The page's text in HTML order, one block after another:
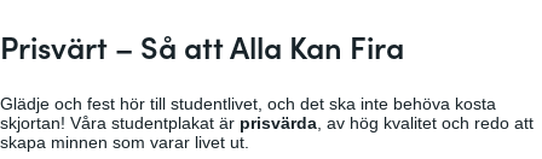
Prisvärt – Så att Alla Kan Fira
Glädje och fest hör till studentlivet, och det ska inte behöva kosta
skjortan! Våra studentplakat är prisvärda, av hög kvalitet och redo att
skapa minnen som varar livet ut.